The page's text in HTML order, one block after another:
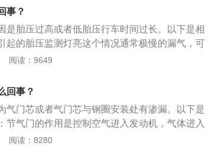
及时去修理店修理。汽车轮胎保养方法如下：
胎寿命的重要因素，不要过高或者过低，要按
经常清除胎纹内杂物：轮胎用久了其胎纹内容
物，若不及时清除，对轮胎的伤害极大。尤其是
很大，磨损严重的轮胎，抓地力较弱，容易出
据磨损情况及时更换。4、进行四轮换位：当车
时，要及时给轮胎进行换位，以免轮胎出现其它
均匀受力，避免过度磨损。
生气泡，则表明存在隐藏泄漏。如果情况严重，
理。5、轮毂有裂纹或沙眼。轮毂上的裂缝将导
漏出来。这是非常罕见的。通常，你必须在旅行
h的速度行驶时，油耗增加5%~10%。只要有一
少1万公里的寿命，而且会令汽车的总耗油量多
会加剧：当车轮胎胎压不足时，这意味着的轮胎
的使用寿命。从轮胎的磨损来看，如果胎压过
边缘重，不管过高或者过低，都会影响轮胎寿
事？
是胎压过高或者低胎压行车时间过长。以下是相
起的胎压监测灯亮这个情况通常极慢的漏气，可
有时是胎压过高，通常国际GBT2978-2008标准
。所以，当有轮胎超过3.0bar也会触发胎压监
车时间过长引起的胎压监测灯亮这种情况通常发
运转使胎温升高，进而引起的胎压升高，这时应
阅读：9649
回事？
气门芯或者气门芯与钢圈安装处有渗漏。以下是
节气门的作用是控制空气进入发动机，气体进入
混合气，从而燃烧形成做功。原理：节气门的原
阅读：8280